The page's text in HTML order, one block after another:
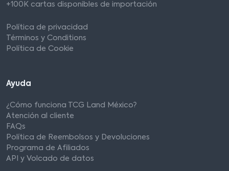
+100K cartas disponibles de importación
Política de privacidad
Términos y Conditions
Política de Cookie
Ayuda
¿Cómo funciona TCG Land México?
Atención al cliente
FAQs
Política de Reembolsos y Devoluciones
Programa de Afiliados
API y Volcado de datos